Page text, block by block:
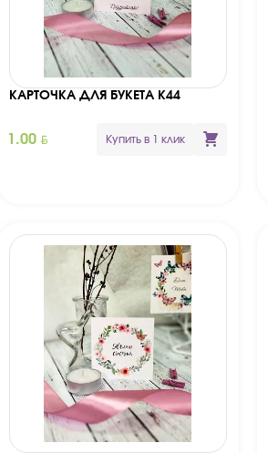
КАРТОЧКА ДЛЯ БУКЕТА К44
1.00BYN Купить в 1 клик